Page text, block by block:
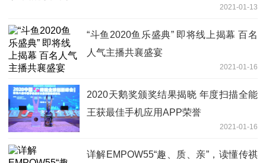
2021-01-13
“斗鱼2020鱼乐盛典” 即将线上揭幕 百名
人气主播共襄盛宴
2021-01-16
2020天鹅奖颁奖结果揭晓 年度扫描全能
王获最佳手机应用APP荣誉
2021-01-16
详解EMPOW55“趣、质、亲”，读懂传祺